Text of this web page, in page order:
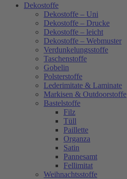
Dekostoffe
Dekostoffe – Uni
Dekostoffe – Drucke
Dekostoffe – leicht
Dekostoffe – Webmuster
Verdunkelungsstoffe
Taschenstoffe
Gobelin
Polsterstoffe
Lederimitate & Laminate
Markisen & Outdoorstoffe
Bastelstoffe
Filz
Tüll
Paillette
Organza
Satin
Pannesamt
Fellimitat
Weihnachtsstoffe